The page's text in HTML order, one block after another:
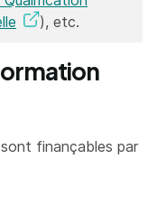
), etc.
finançables par